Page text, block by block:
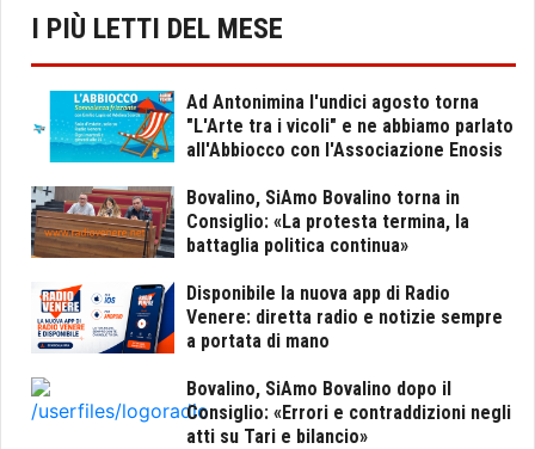
I PIÙ LETTI DEL MESE
Ad Antonimina l'undici agosto torna
"L'Arte tra i vicoli" e ne abbiamo parlato
all'Abbiocco con l'Associazione Enosis
Bovalino, SiAmo Bovalino torna in
Consiglio: «La protesta termina, la
battaglia politica continua»
Disponibile la nuova app di Radio
Venere: diretta radio e notizie sempre
a portata di mano
Bovalino, SiAmo Bovalino dopo il
Consiglio: «Errori e contraddizioni negli
atti su Tari e bilancio»